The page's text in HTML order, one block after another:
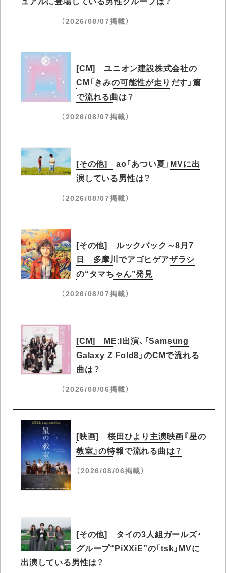
（2026/08/07掲載）
[CM] ユニオン建設株式会社の
CM「きみの可能性が走りだす」篇
で流れる曲は？
（2026/08/07掲載）
[その他] ao「あつい夏」MVに出
演している男性は？
（2026/08/07掲載）
[その他] ルックバック～8月7
日 多摩川でアゴヒゲアザラシ
の“タマちゃん”発見
（2026/08/07掲載）
[CM] ME:I出演、「Samsung
Galaxy Z Fold8」のCMで流れる
曲は？
（2026/08/06掲載）
[映画] 桜田ひより主演映画『星の
教室』の特報で流れる曲は？
（2026/08/06掲載）
[その他] タイの3人組ガールズ・
グループ“PiXXiE”の「tsk」MVに
出演している男性は？